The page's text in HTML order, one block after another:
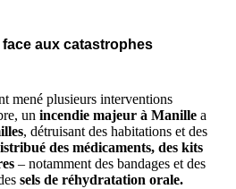
face aux catastrophes
mené plusieurs interventions
un incendie majeur à Manille a
, détruisant des habitations et des
des médicaments, des kits
– notamment des bandages et des
sels de réhydratation orale.